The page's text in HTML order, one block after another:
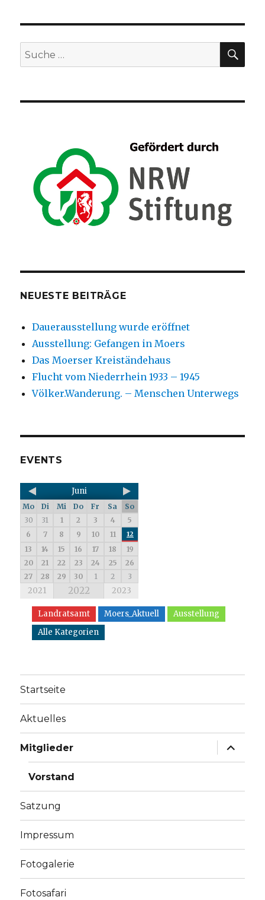
NEUESTE BEITRÄGE
Dauerausstellung wurde eröffnet
Ausstellung: Gefangen in Moers
Das Moerser Kreiständehaus
Flucht vom Niederrhein 1933 – 1945
Völker.Wanderung. – Menschen Unterwegs
EVENTS
Juni
Mo Di Mi Do Fr Sa
So
30
31 1 2 3 4
5
6
7 8 9 10 11 12
13 14 15 16 17 18
19
20
21 22 23 24 25
26
27
28 29 30 1 2 3
2021 2022 2023
Landratsamt Moers_Aktuell
Ausstellung
Alle Kategorien
Startseite
Aktuelles
Mitglieder
Vorstand
Satzung
Impressum
Fotogalerie
Fotosafari